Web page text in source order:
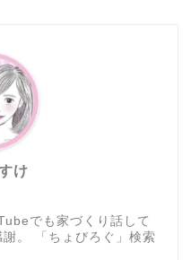
け
でも家づくり話して
。 「ちょびろぐ」検索